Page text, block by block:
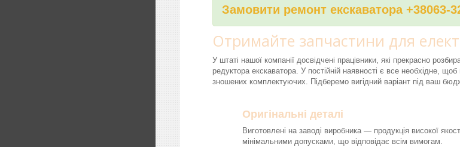
Замовити ремонт екскаватора +38063-
Отримайте запчастини для
У штаті нашої компанії досвідчені працівники, які прекрасно
редуктора екскаватора. У постійній наявності є все необхідне,
зношених комплектуючих. Підберемо вигідний варіант під ваш
Оригінальні деталі
Виготовлені на заводі виробника — продукція високої
мінімальними допусками, що відповідає всім вимогам.